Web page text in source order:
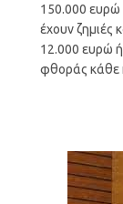
150.000 ευρώ
έχουν ζημιές
12.000 ευρώ
φθοράς κάθε